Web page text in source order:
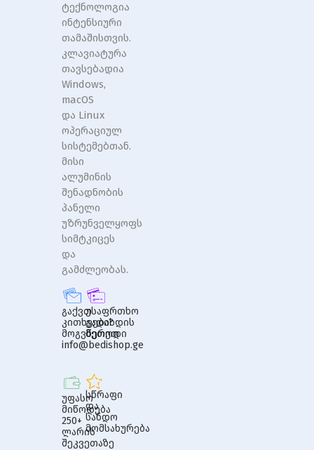
ტექნოლოგია
ინტენსიური
თამაშისთვის.
კლავიატურა
თავსებადია
Windows,
macOS
და Linux
ოპერაციულ
სისტემებთან.
მისი
ალუმინის
შენადნობის
პანელი
უზრუნველყოფს
სიმტკიცეს
და
გამძლეობას.
გაქვთ
კითხვები?
მოგვწერეთ
info@bedishop.ge
უსაფრთხო
გადახდის
მეთოდი
უფასო
მიწოდება
250+
ლარის
შეკვეთაზე
სწრაფი
და
სანდო
მომსახურება